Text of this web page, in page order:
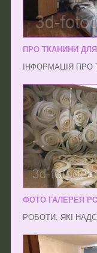
ПРО ТКАНИНИ
ІНФОРМАЦІЯ ПРО
ФОТО ГАЛЕРЕЯ
РОБОТИ, ЯКІ